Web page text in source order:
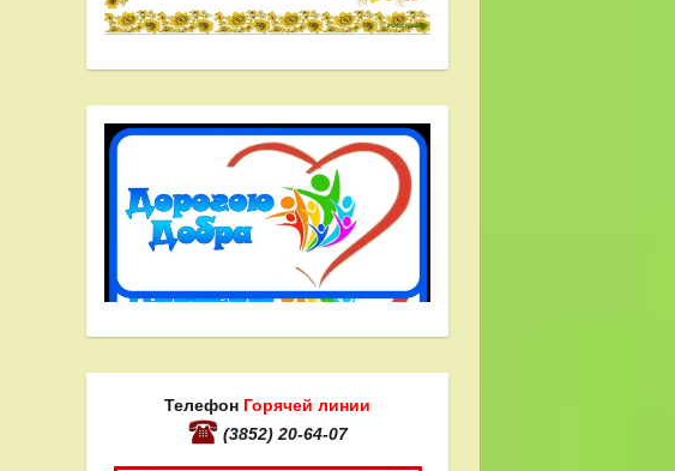
Телефон Горячей линии
(3852) 20-64-07